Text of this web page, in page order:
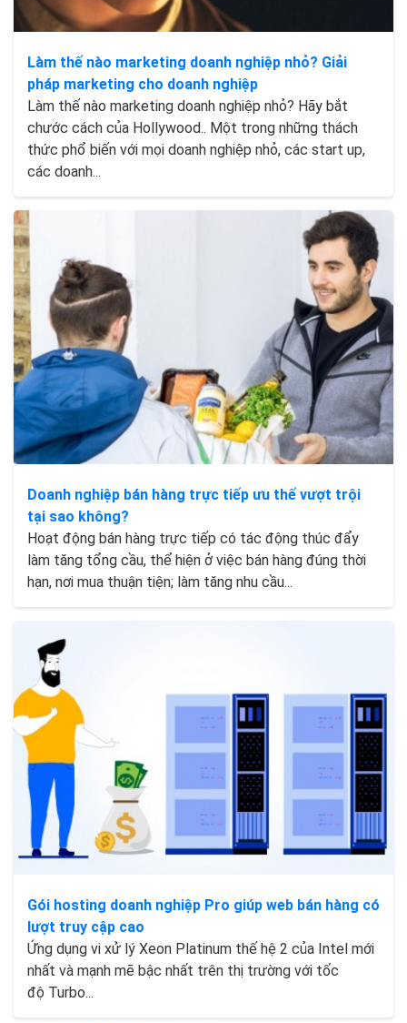
Làm thế nào marketing doanh nghiệp nhỏ? Giải
pháp marketing cho doanh nghiệp
Làm thế nào marketing doanh nghiệp nhỏ? Hãy bắt
chước cách của Hollywood.. Một trong những thách
thức phổ biến với mọi doanh nghiệp nhỏ, các start up,
các doanh...
Doanh nghiệp bán hàng trực tiếp ưu thế vượt trội
tại sao không?
Hoạt động bán hàng trực tiếp có tác động thúc đẩy
làm tăng tổng cầu, thể hiện ở việc bán hàng đúng thời
hạn, nơi mua thuận tiện; làm tăng nhu cầu...
Gói hosting doanh nghiệp Pro giúp web bán hàng có
lượt truy cập cao
Ứng dụng vi xử lý Xeon Platinum thế hệ 2 của Intel mới
nhất và mạnh mẽ bậc nhất trên thị trường với tốc
độ Turbo...